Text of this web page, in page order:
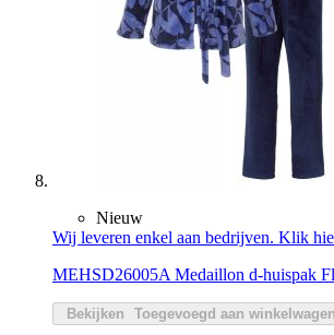
Nieuw
Wij leveren enkel aan bedrijven. Klik
MEHSD26005A Medaillon d-huispak
Bekijken Toegevoegd aan winkelwagen